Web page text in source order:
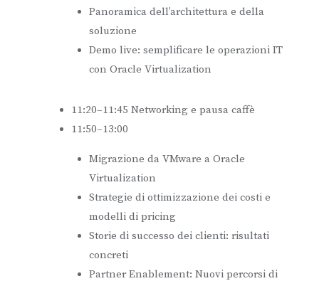
Panoramica dell’architettura e della
soluzione
Demo live: semplificare le operazioni IT
con Oracle Virtualization
11:20–11:45 Networking e pausa caffè
11:50–13:00
Migrazione da VMware a Oracle
Virtualization
Strategie di ottimizzazione dei costi e
modelli di pricing
Storie di successo dei clienti: risultati
concreti
Partner Enablement: Nuovi percorsi di